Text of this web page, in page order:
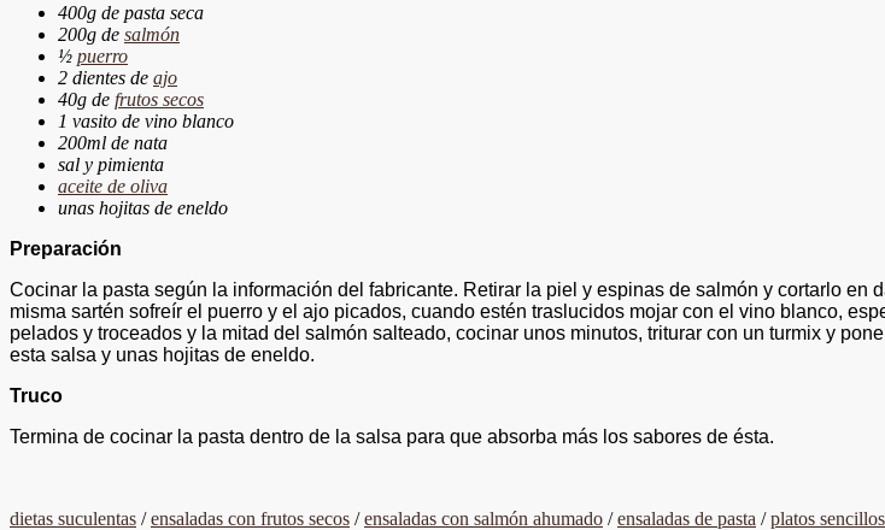
400g de pasta seca
200g de salmón
½ puerro
2 dientes de ajo
40g de frutos secos
1 vasito de vino blanco
200ml de nata
sal y pimienta
aceite de oliva
unas hojitas de eneldo
Preparación
Cocinar la pasta según la información del fabricante. Retirar la piel y espinas de salmón y cortarlo
misma sartén sofreír el puerro y el ajo picados, cuando estén traslucidos mojar con el vino blanco,
pelados y troceados y la mitad del salmón salteado, cocinar unos minutos, triturar con un turmix y
esta salsa y unas hojitas de eneldo.
Truco
Termina de cocinar la pasta dentro de la salsa para que absorba más los sabores de ésta.
dietas suculentas /ensaladas con frutos secos /ensaladas con salmón ahumado /ensaladas de pasta /platos